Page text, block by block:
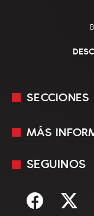
SECCIONES
En Vivo
Sociedad
MÁS
Mediakit
Términos y
SEGUINOS